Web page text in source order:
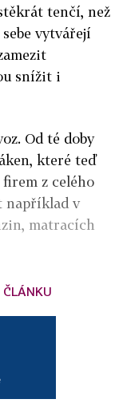
tenčí, než
vytvářejí
snížit i
Od té doby
které teď
z celého
například v
matracích